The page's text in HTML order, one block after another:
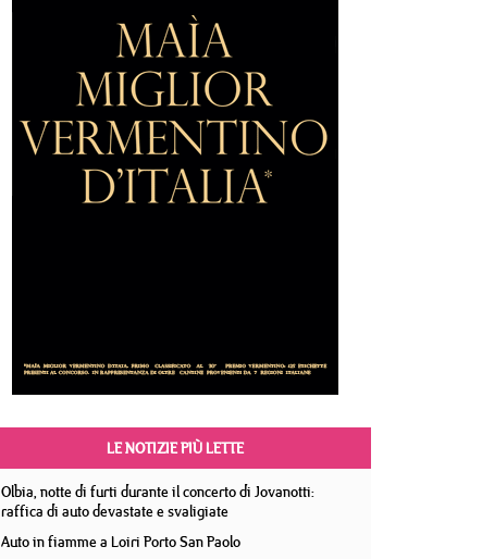
LE NOTIZIE PIÙ LETTE
Olbia, notte di furti durante il concerto di Jovanotti:
raffica di auto devastate e svaligiate
Auto in fiamme a Loiri Porto San Paolo